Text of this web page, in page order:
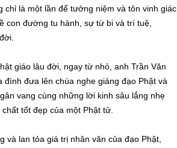
là một lần để tưởng niệm và tôn vinh giác
con đường tu hành, sự từ bi và trí tuệ,
giáo lâu đời, ngay từ nhỏ, anh Trần Văn
đưa lên chùa nghe giảng đạo Phật và
vang cùng những lời kinh sâu lắng nhẹ
tốt đẹp của một Phật tử.
và lan tỏa giá trị nhân văn của đạo Phật,